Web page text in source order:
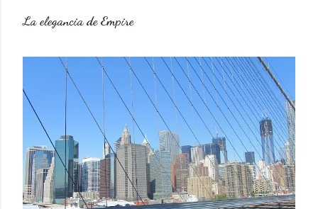
La elegancia deEmpire